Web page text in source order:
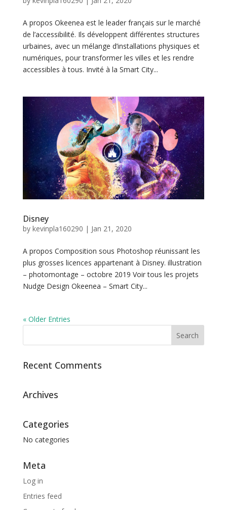
A propos Okeenea est le leader français sur le marché
de l’accessibilité. Ils développent différentes structures
urbaines, avec un mélange d’installations physiques et
numériques, pour transformer les villes et les rendre
accessibles à tous. Invité à la Smart City...
Disney
by kevinpla160290 | Jan 21, 2020
A propos Composition sous Photoshop réunissant les
plus grosses licences appartenant à Disney. illustration
– photomontage – octobre 2019 Voir tous les projets
Nudge Design Okeenea – Smart City...
« Older Entries
Recent Comments
Archives
Categories
No categories
Meta
Log in
Entries feed